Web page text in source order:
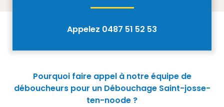
Appelez 0487 51 52 53
Pourquoi faire appel à notre équipe de
déboucheurs pour un Débouchage Saint-josse-
ten-noode ?